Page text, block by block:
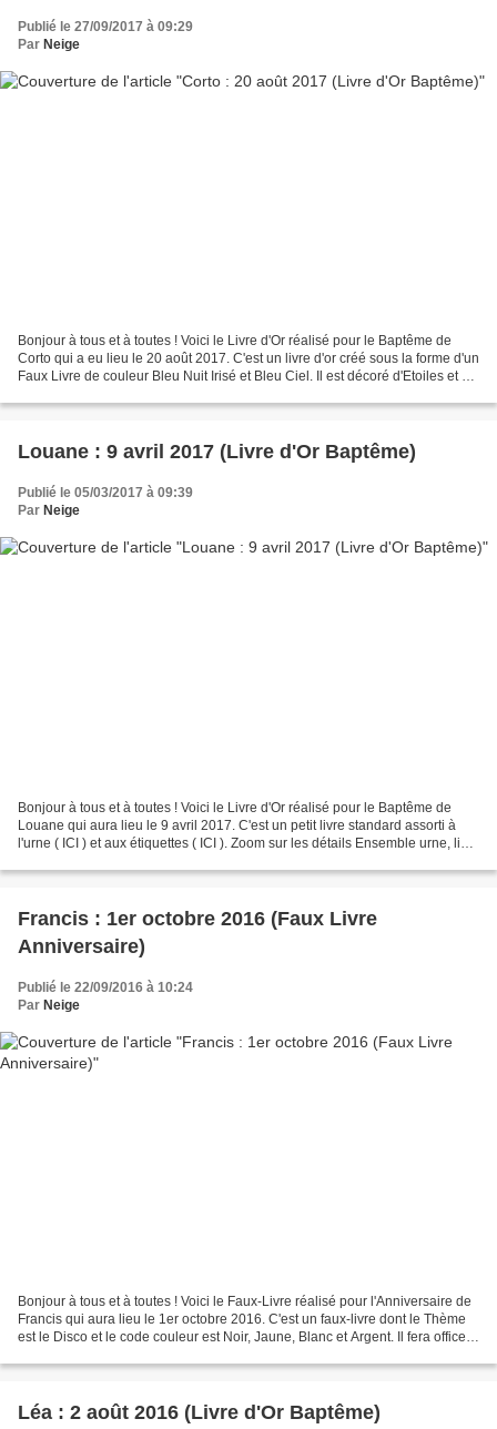
Publié le 27/09/2017 à 09:29
Par Neige
Bonjour à tous et à toutes ! Voici le Livre d'Or réalisé pour le Baptême de
Corto qui a eu lieu le 20 août 2017. C'est un livre d'or créé sous la forme d'un
Faux Livre de couleur Bleu Nuit Irisé et Bleu Ciel. Il est décoré d'Etoiles et du
Louane : 9 avril 2017 (Livre d'Or Baptême)
Publié le 05/03/2017 à 09:39
Par Neige
Bonjour à tous et à toutes ! Voici le Livre d'Or réalisé pour le Baptême de
Louane qui aura lieu le 9 avril 2017. C'est un petit livre standard assorti à
l'urne ( ICI ) et aux étiquettes ( ICI ). Zoom sur les détails Ensemble urne, livre
Francis : 1er octobre 2016 (Faux Livre
Anniversaire)
Publié le 22/09/2016 à 10:24
Par Neige
Bonjour à tous et à toutes ! Voici le Faux-Livre réalisé pour l'Anniversaire de
Francis qui aura lieu le 1er octobre 2016. C'est un faux-livre dont le Thème
est le Disco et le code couleur est Noir, Jaune, Blanc et Argent. Il fera office
Léa : 2 août 2016 (Livre d'Or Baptême)